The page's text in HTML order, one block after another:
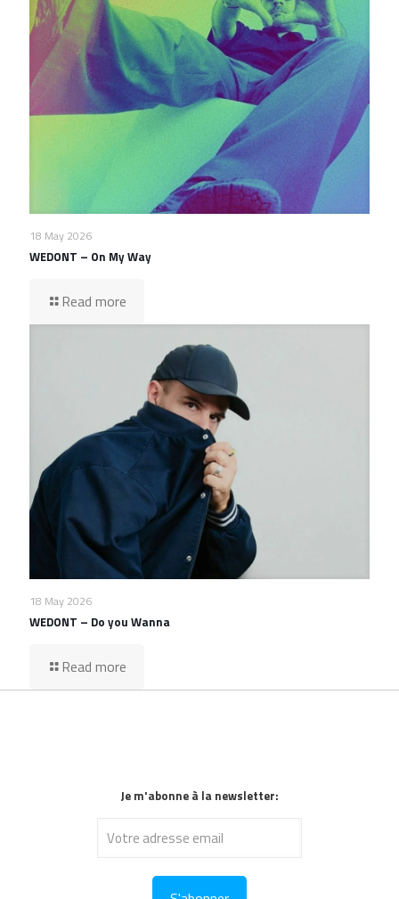
18 May 2026
WEDONT – On My Way
Read more
18 May 2026
WEDONT – Do you Wanna
Read more
Je m'abonne à la newsletter: